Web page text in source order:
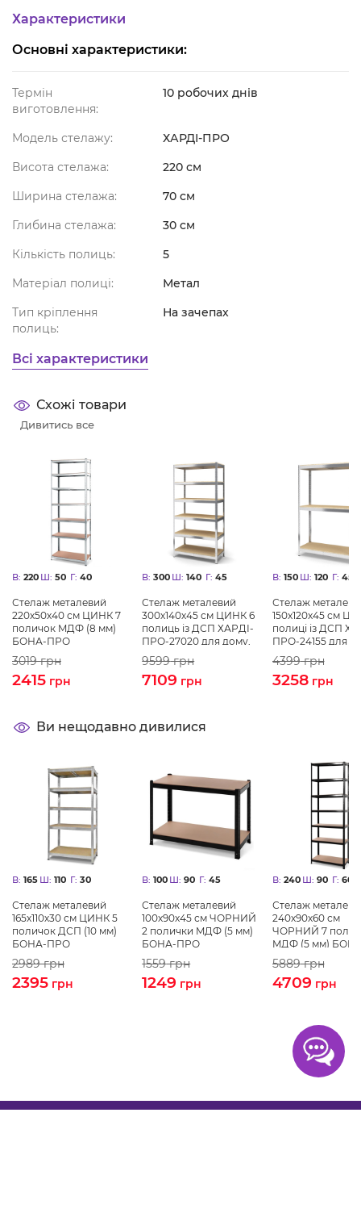
Характеристики
Основні характеристики:
Термін
виготовлення:
10 робочих днів
Модель стелажу:
ХАРДІ-ПРО
Висота стелажа:
220 см
Ширина стелажа:
70 см
Глибина стелажа:
30 см
Кількість полиць:
5
Матеріал полиці:
Метал
Тип кріплення
полиць:
На зачепах
Всі характеристики
Схожі товари
Дивитись все
В: 220 Ш: 50 Г: 40
Стелаж металевий
220х50х40 см ЦИНК 7
поличок MДФ (8 мм)
БОНА-ПРО
3019грн
2415 грн
В: 300 Ш: 140 Г: 45
Стелаж металевий
300х140х45 см ЦИНК 6
полиць із ДСП ХАРДІ-
ПРО-27020 для дому,
магазину, складу
9599грн
7109 грн
В: 150 Ш: 120 Г: 45
Стелаж
150х120х45 см
полиці із ДСП
ПРО-24155 для
магазину, складу
4399грн
3258грн
Ви нещодавно дивилися
В: 165 Ш: 110 Г: 30
Стелаж металевий
165х110х30 см ЦИНК 5
поличок ДСП (10 мм)
БОНА-ПРО
2989грн
2395 грн
В: 100 Ш: 90 Г: 45
Стелаж металевий
100х90х45 см ЧОРНИЙ
2 полички MДФ (5 мм)
БОНА-ПРО
1559грн
1249 грн
В: 240 Ш: 90 Г: 60
Стелаж
240х90х60 см
ЧОРНИЙ 7
MДФ (5 мм)
ПРО
5889грн
4709 грн